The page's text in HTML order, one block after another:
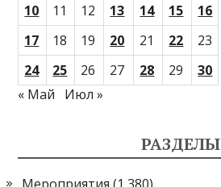
10
11 12 13 14 15
16
17
18 19 20 21 22
23
24
25 26 27 28 29
30
« Май
Июл »
РАЗДЕЛЫ